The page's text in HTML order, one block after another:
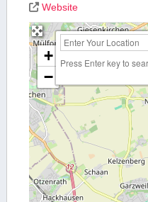
Website
+
−
Press Enter key to